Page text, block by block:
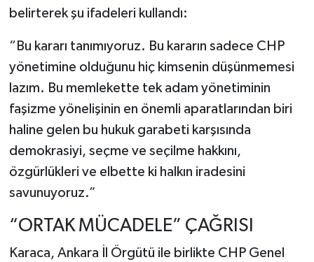
belirterek şu ifadeleri kullandı:
“Bu kararı tanımıyoruz. Bu kararın sadece CHP
yönetimine olduğunu hiç kimsenin düşünmemesi
lazım. Bu memlekette tek adam yönetiminin
faşizme yönelişinin en önemli aparatlarından biri
haline gelen bu hukuk garabeti karşısında
demokrasiyi, seçme ve seçilme hakkını,
özgürlükleri ve elbette ki halkın iradesini
savunuyoruz.”
“ORTAK MÜCADELE” ÇAĞRISI
Karaca, Ankara İl Örgütü ile birlikte CHP Genel